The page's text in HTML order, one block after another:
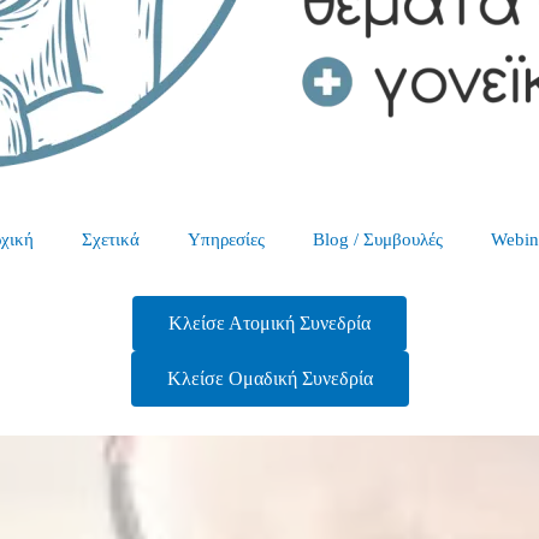
Σχετικά Υπηρεσίες Blog / Συμβουλές
Κλείσε Ατομική Συνεδρία
Κλείσε Ομαδική Συνεδρία